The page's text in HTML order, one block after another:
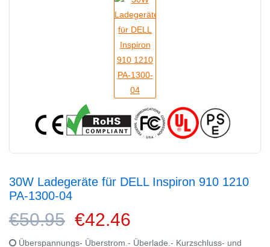
30W Ladegeräte für DELL Inspiron 910 1210
PA-1300-04
€50.95 €42.46
Überspannungs- Überstrom.- Überlade.- Kurzschluss- und